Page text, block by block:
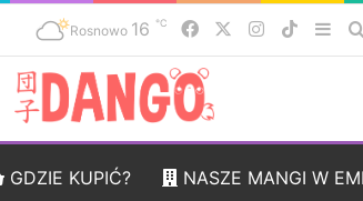
Rosnowo 16 ℃ Facebook Instagram
TikTok
GDZIE KUPIĆ? NASZE MANGI W